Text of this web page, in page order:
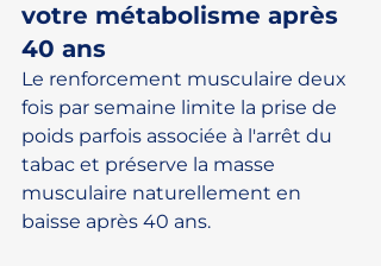
votre métabolisme après
40 ans
Le renforcement musculaire deux
fois par semaine limite la prise de
poids parfois associée à l'arrêt du
tabac et préserve la masse
musculaire naturellement en
baisse après 40 ans.